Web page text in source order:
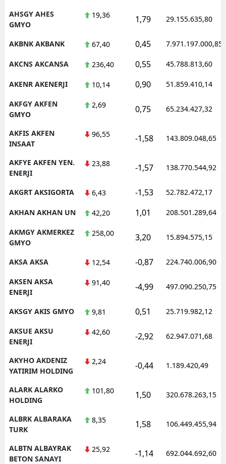
AHSGY AHES
GMYO
19,36 1,79 29.155.635,80
AKBNK AKBANK 67,40 0,45 7.971.197.000,85
AKCNS AKCANSA 236,40 0,55 45.788.813,60
AKENR AKENERJI 10,14 0,90 51.859.410,14
AKFGY AKFEN
GMYO
2,69 0,75 65.234.427,32
AKFIS AKFEN
INSAAT
96,55 -1,58 143.809.048,65
AKFYE AKFEN YEN.
ENERJI
23,88 -1,57 138.770.544,92
AKGRT AKSIGORTA 6,43 -1,53 52.782.472,17
AKHAN AKHAN UN 42,20 1,01 208.501.289,64
AKMGY AKMERKEZ
GMYO
258,00 3,20 15.894.575,15
AKSA AKSA 12,54 -0,87 224.740.006,90
AKSEN AKSA
ENERJI
91,40 -4,99 497.090.250,75
AKSGY AKIS GMYO 9,81 0,51 25.719.982,12
AKSUE AKSU
ENERJI
42,60 -2,92 62.947.071,68
AKYHO AKDENIZ
YATIRIM HOLDING
2,24 -0,44 1.189.420,49
ALARK ALARKO
HOLDING
101,80 1,50 320.678.263,15
ALBRK ALBARAKA
TURK
8,35 1,58 106.449.455,94
ALBTN ALBAYRAK
BETON SANAYI
25,92 -1,14 692.044.692,60